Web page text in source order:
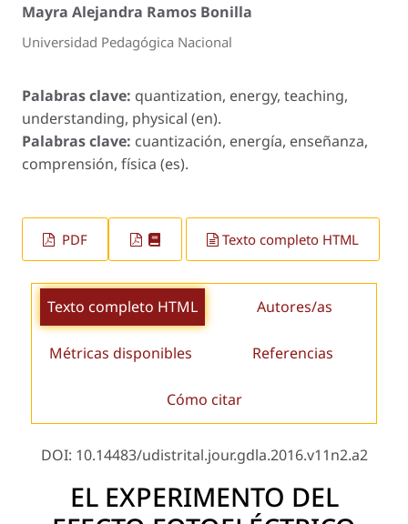
Mayra Alejandra Ramos Bonilla
Universidad Pedagógica Nacional
Palabras clave: quantization, energy, teaching,
understanding, physical (en).
Palabras clave: cuantización, energía, enseñanza,
comprensión, física (es).
PDF Texto completo HTML
Texto completo HTML Autores/as
Métricas disponibles Referencias
Cómo citar
DOI: 10.14483/udistrital.jour.gdla.2016.v11n2.a2
EL EXPERIMENTO DEL